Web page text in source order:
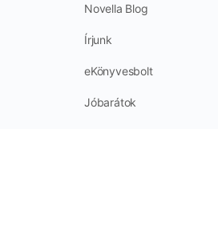
Novella Blog
Írjunk
eKönyvesbolt
Jóbarátok